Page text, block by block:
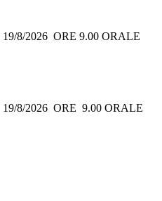
19/8/2026 ORE 9.00 ORALE
19/8/2026 ORE 9.00 ORALE